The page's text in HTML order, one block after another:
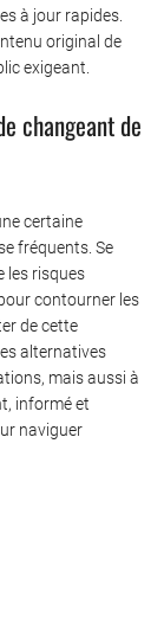
à jour rapides.
original de
exigeant.
changeant de
certaine
fréquents. Se
les risques
contourner les
de cette
alternatives
mais aussi à
informé et
naviguer